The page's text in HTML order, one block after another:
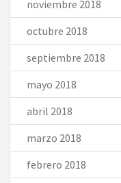
noviembre 2018
octubre 2018
septiembre 2018
mayo 2018
abril 2018
marzo 2018
febrero 2018